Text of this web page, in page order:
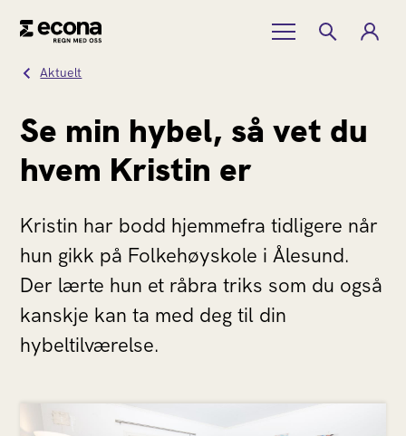
Aktuelt
Se min hybel, så vet du
hvem Kristin er
Kristin har bodd hjemmefra tidligere når
hun gikk på Folkehøyskole i Ålesund.
Der lærte hun et råbra triks som du også
kanskje kan ta med deg til din
hybeltilværelse.